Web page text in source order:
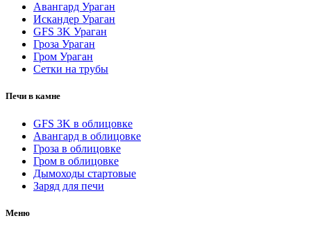
Авангард Ураган
Искандер Ураган
GFS 3K Ураган
Гроза Ураган
Гром Ураган
Сетки на трубы
Печи в камне
GFS 3K в облицовке
Авангард в облицовке
Гроза в облицовке
Гром в облицовке
Дымоходы стартовые
Заряд для печи
Меню